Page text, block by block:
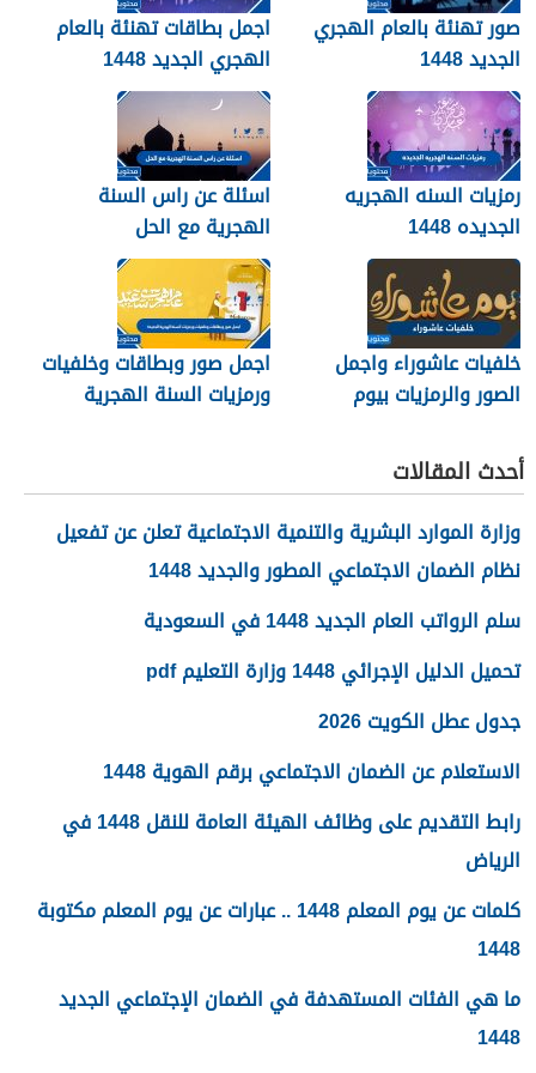
صور تهنئة بالعام الهجري
الجديد 1448
اجمل بطاقات تهنئة بالعام
الهجري الجديد 1448
رمزيات السنه الهجريه
الجديده 1448
اسئلة عن راس السنة
الهجرية مع الحل
خلفيات عاشوراء واجمل
الصور والرمزيات بيوم
اجمل صور وبطاقات وخلفيات
ورمزيات السنة الهجرية
أحدث المقالات
وزارة الموارد البشرية والتنمية الاجتماعية تعلن عن تفعيل
نظام الضمان الاجتماعي المطور والجديد 1448
سلم الرواتب العام الجديد 1448 في السعودية
تحميل الدليل الإجرائي 1448 وزارة التعليم pdf
جدول عطل الكويت 2026
الاستعلام عن الضمان الاجتماعي برقم الهوية 1448
رابط التقديم على وظائف الهيئة العامة للنقل 1448 في
الرياض
كلمات عن يوم المعلم 1448 .. عبارات عن يوم المعلم مكتوبة
1448
ما هي الفئات المستهدفة في الضمان الإجتماعي الجديد
1448